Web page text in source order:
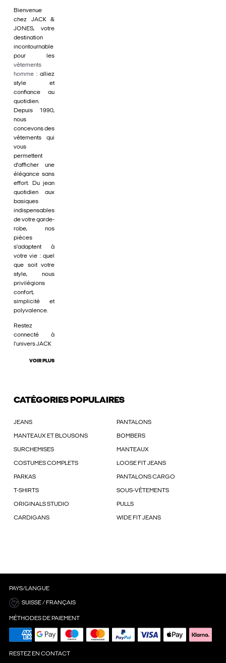
Bienvenue
chez JACK &
JONES, votre
destination
incontournable
pour les
vêtements
homme : alliez
style et
confiance au
quotidien.
Depuis 1990,
nous
concevons des
vêtements qui
vous
permettent
d'afficher une
élégance sans
effort. Du jean
quotidien aux
basiques
indispensables
de votre garde-
robe, nos
pièces
s'adaptent à
votre vie : quel
que soit votre
style, nous
privilégions
confort,
simplicité et
polyvalence.
Restez
connecté à
l'univers JACK
VOIR PLUS
CATÉGORIES POPULAIRES
JEANS PANTALONS
MANTEAUX ET BLOUSONS BOMBERS
SURCHEMISES MANTEAUX
COSTUMES COMPLETS LOOSE FIT JEANS
PARKAS PANTALONS CARGO
T-SHIRTS SOUS-VÊTEMENTS
ORIGINALS STUDIO PULLS
CARDIGANS WIDE FIT JEANS
PAYS/LANGUE
SUISSE / FRANÇAIS
MÉTHODES DE PAIEMENT
RESTEZ EN CONTACT